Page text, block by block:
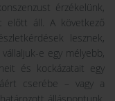
érzékelünk,
előtt áll. A következő
lesznek,
e egy mélyebb,
és kockázatait egy
cserébe – vagy a